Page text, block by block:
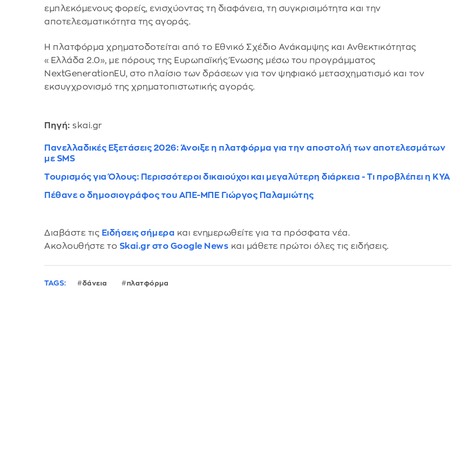
εμπλεκόμενους φορείς, ενισχύοντας τη διαφάνεια, τη συγκρισιμότητα και την
αποτελεσματικότητα της αγοράς.
Η πλατφόρμα χρηματοδοτείται από το Εθνικό Σχέδιο Ανάκαμψης και Ανθεκτικότητας
«Ελλάδα 2.0», με πόρους της Ευρωπαϊκής Ένωσης μέσω του προγράμματος
NextGenerationEU, στο πλαίσιο των δράσεων για τον ψηφιακό μετασχηματισμό και τον
εκσυγχρονισμό της χρηματοπιστωτικής αγοράς.
Πηγή: skai.gr
Πανελλαδικές Εξετάσεις 2026: Άνοιξε η πλατφόρμα για την αποστολή των αποτελεσμάτων
με SMS
Τουρισμός για Όλους: Περισσότεροι δικαιούχοι και μεγαλύτερη διάρκεια - Τι προβλέπει η ΚΥΑ
Πέθανε ο δημοσιογράφος του ΑΠΕ-ΜΠΕ Γιώργος Παλαμιώτης
Διαβάστε τις Ειδήσεις σήμερα και ενημερωθείτε για τα πρόσφατα νέα.
Ακολουθήστε το Skai.gr στο Google News και μάθετε πρώτοι όλες τις ειδήσεις.
TAGS: δάνεια πλατφόρμα